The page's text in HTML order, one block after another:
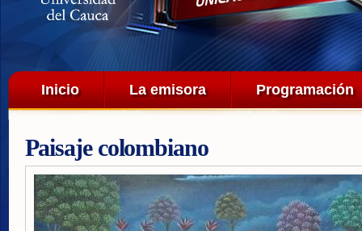
Menú principal
Inicio La emisora Programación
Paisaje colombiano